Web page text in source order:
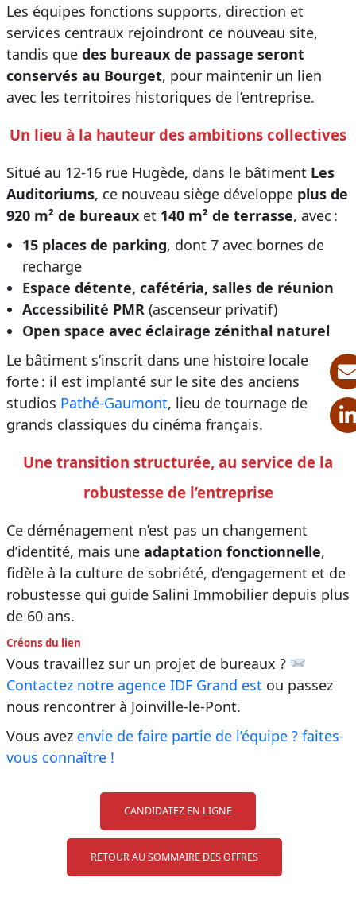
Les équipes fonctions supports, direction et
services centraux rejoindront ce nouveau site,
tandis que des bureaux de passage seront
conservés au Bourget, pour maintenir un lien
avec les territoires historiques de l’entreprise.
Un lieu à la hauteur des ambitions collectives
Situé au 12-16 rue Hugède, dans le bâtiment Les
Auditoriums, ce nouveau siège développe plus de
920 m² de bureauxet 140 m² de terrasse, avec :
15 places de parking, dont 7 avec bornes de
recharge
Espace détente, cafétéria, salles de réunion
Accessibilité PMR (ascenseur privatif)
Open space avec éclairage zénithal naturel
Le bâtiment s’inscrit dans une histoire locale
forte : il est implanté sur le site des anciens
studios Pathé-Gaumont, lieu de tournage de
grands classiques du cinéma français.
Une transition structurée, au service de la
robustesse de l’entreprise
Ce déménagement n’est pas un changement
d’identité, mais une adaptation fonctionnelle,
fidèle à la culture de sobriété, d’engagement et de
robustesse qui guide Salini Immobilier depuis plus
de 60 ans.
Créons du lien
Vous travaillez sur un projet de bureaux ?
Contactez notre agence IDF Grand est ou passez
nous rencontrer à Joinville-le-Pont.
Vous avez envie de faire partie de l’équipe ? faites-
vous connaître !
CANDIDATEZ EN LIGNE
RETOUR AU SOMMAIRE DES OFFRES